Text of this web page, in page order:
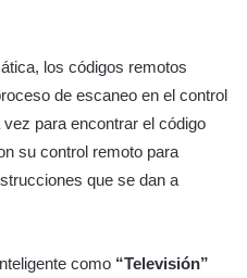
los códigos remotos
de escaneo en el control
para encontrar el código
su control remoto para
que se dan a
como “Televisión”